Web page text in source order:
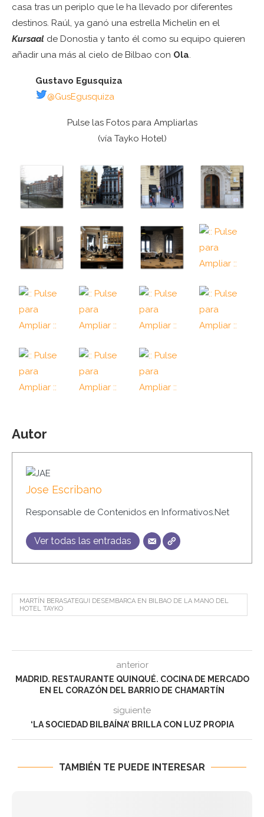
casa tras un periplo que le ha llevado por diferentes
destinos. Raúl, ya ganó una estrella Michelin en el
Kursaal de Donostia y tanto él como su equipo quieren
añadir una más al cielo de Bilbao con Ola.
Gustavo Egusquiza
@GusEgusquiza
Pulse las Fotos para Ampliarlas
(vía Tayko Hotel)
Autor
Jose Escribano
Responsable de Contenidos en Informativos.Net
Ver todas las entradas
MARTÍN BERASATEGUI DESEMBARCA EN BILBAO DE LA MANO DEL
HOTEL TAYKO
anterior
MADRID. RESTAURANTE QUINQUÉ. COCINA DE MERCADO
EN EL CORAZÓN DEL BARRIO DE CHAMARTÍN
siguiente
‘LA SOCIEDAD BILBAÍNA’ BRILLA CON LUZ PROPIA
TAMBIÉN TE PUEDE INTERESAR